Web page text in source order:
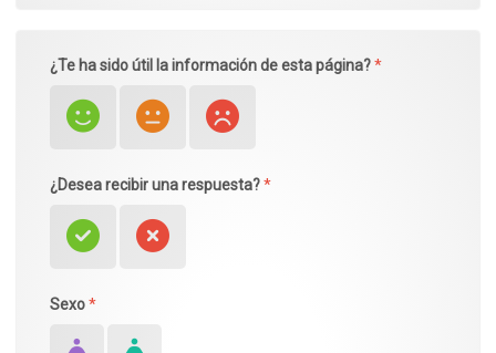
¿Te ha sido útil la información de esta página?*
¿Desea recibir una respuesta?*
Sexo*